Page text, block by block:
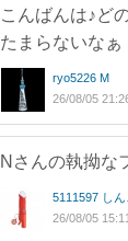
こんばんは♪ど
たまらないなぁ
ryo5226 M
26/08/05
Nさんの執拗な
5111597 しん
26/08/05 15:11